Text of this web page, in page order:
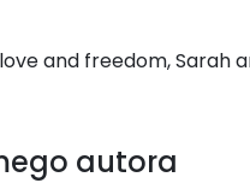
and freedom, Sarah
autora